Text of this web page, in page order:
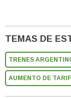
TEMAS DE
TRENES
AUMENTO DE